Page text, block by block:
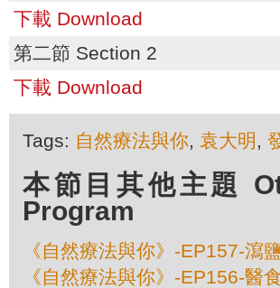
下載 Download
第二節 Section 2
下載 Download
Tags: 自然療法與你, 袁大明 ,
本節目其他主題
Program
《自然療法與你》-EP157-瀉
《自然療法與你》-EP156-醫